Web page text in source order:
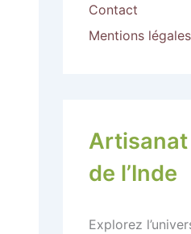
Contact
Mentions légales
de l’Inde
Explorez